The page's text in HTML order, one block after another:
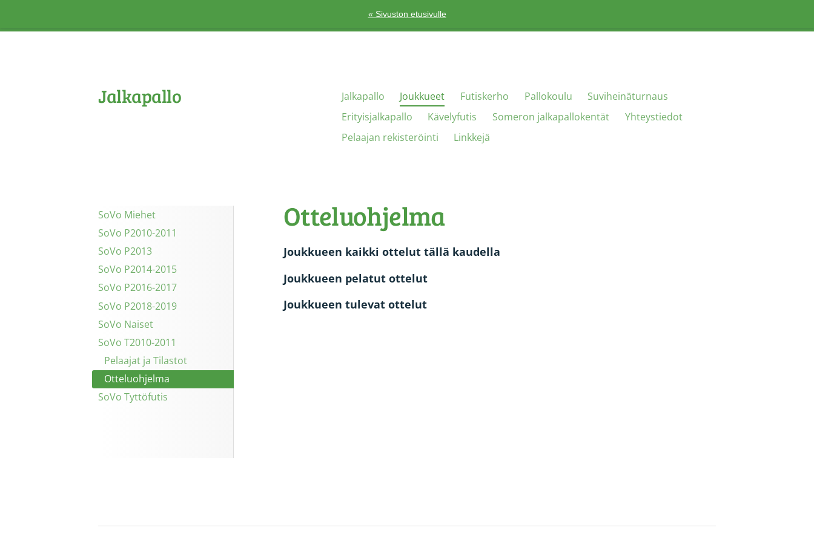
sivun
« Sivuston etusivulle
Jalkapallo Jalkapallo Joukkueet Futiskerho Pallokoulu
Suviheinäturnaus
Erityisjalkapallo
Kävelyfutis Someron jalkapallokentät
Yhteystiedot
Pelaajan rekisteröinti
Linkkejä
SoVo Miehet
SoVo P2010-2011
SoVo P2013
SoVo P2014-2015
SoVo P2016-2017
SoVo P2018-2019
SoVo Naiset
SoVo T2010-2011
Pelaajat ja Tilastot
Otteluohjelma
SoVo Tyttöfutis
Otteluohjelma
Joukkueen kaikki ottelut tällä kaudella
Joukkueen pelatut ottelut
Joukkueen tulevat ottelut